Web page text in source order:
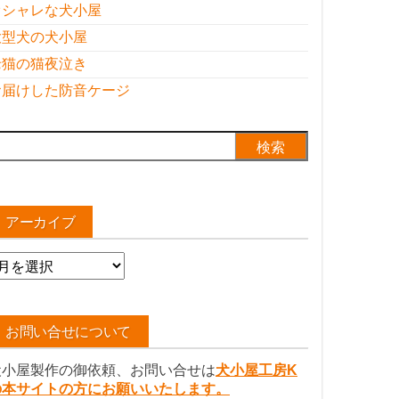
ャレな犬小屋
犬の犬小屋
の猫夜泣き
けした防音ケージ
アーカイブ
お問い合せについて
屋製作の御依頼、お問い合せは犬小屋工房K
サイトの方にお願いいたします。